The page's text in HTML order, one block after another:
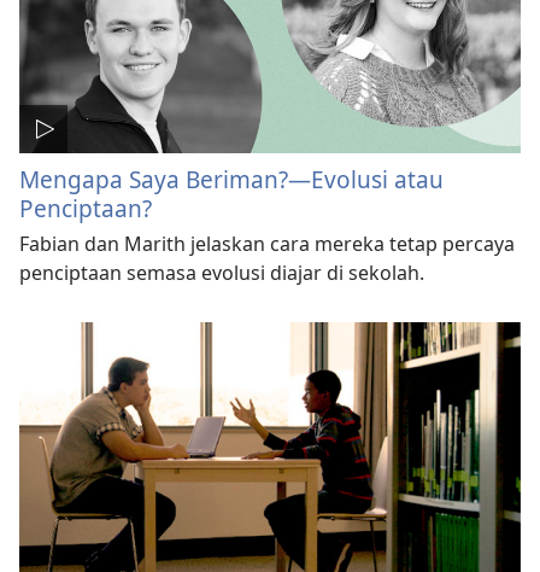
Mengapa Saya Beriman?—Evolusi atau
Penciptaan?
Fabian dan Marith jelaskan cara mereka tetap percaya
penciptaan semasa evolusi diajar di sekolah.